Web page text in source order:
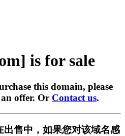
is for sale
this domain, please
offer. Or Contact us.
售中，如果您对该域名感